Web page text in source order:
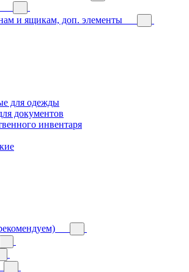
и ящикам, доп. элементы
для одежды
документов
инвентаря